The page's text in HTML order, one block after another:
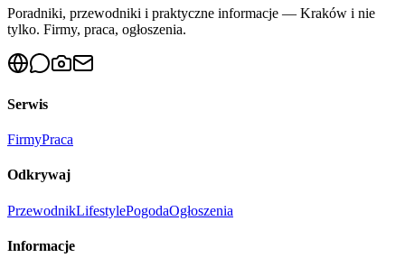
Poradniki, przewodniki i praktyczne informacje — Kraków i nie
tylko. Firmy, praca, ogłoszenia.
Serwis
FirmyPraca
Odkrywaj
PrzewodnikLifestylePogodaOgłoszenia
Informacje